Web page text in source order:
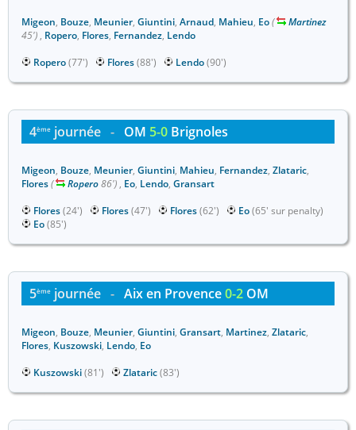
Migeon, Bouze, Meunier, Giuntini, Arnaud, Mahieu, Eo(
Martinez
45') , Ropero, Flores, Fernandez, Lendo
Ropero(77') Flores(88') Lendo(90')
4ème journée - OM 5-0 Brignoles
Migeon, Bouze, Meunier, Giuntini, Mahieu, Fernandez, Zlataric,
Flores( Ropero86') , Eo, Lendo, Gransart
Flores(24') Flores(47') Flores(62') Eo(65' sur penalty)
Eo(85')
5ème journée - Aix en Provence0-2 OM
Migeon, Bouze, Meunier, Giuntini, Gransart, Martinez, Zlataric,
Flores, Kuszowski, Lendo, Eo
Kuszowski(81') Zlataric(83')